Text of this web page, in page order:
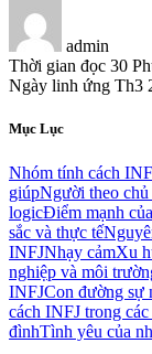
admin
Thời gian đọc 30
Ngày linh ứng Th3
Mục Lục
Nhóm tính cách
giúpNgười theo
logicĐiểm mạnh
sắc và thực tế
INFJNhạy cảmXu
nghiệp và môi
INFJCon đường sự
cách INFJ trong
đìnhTình yêu của